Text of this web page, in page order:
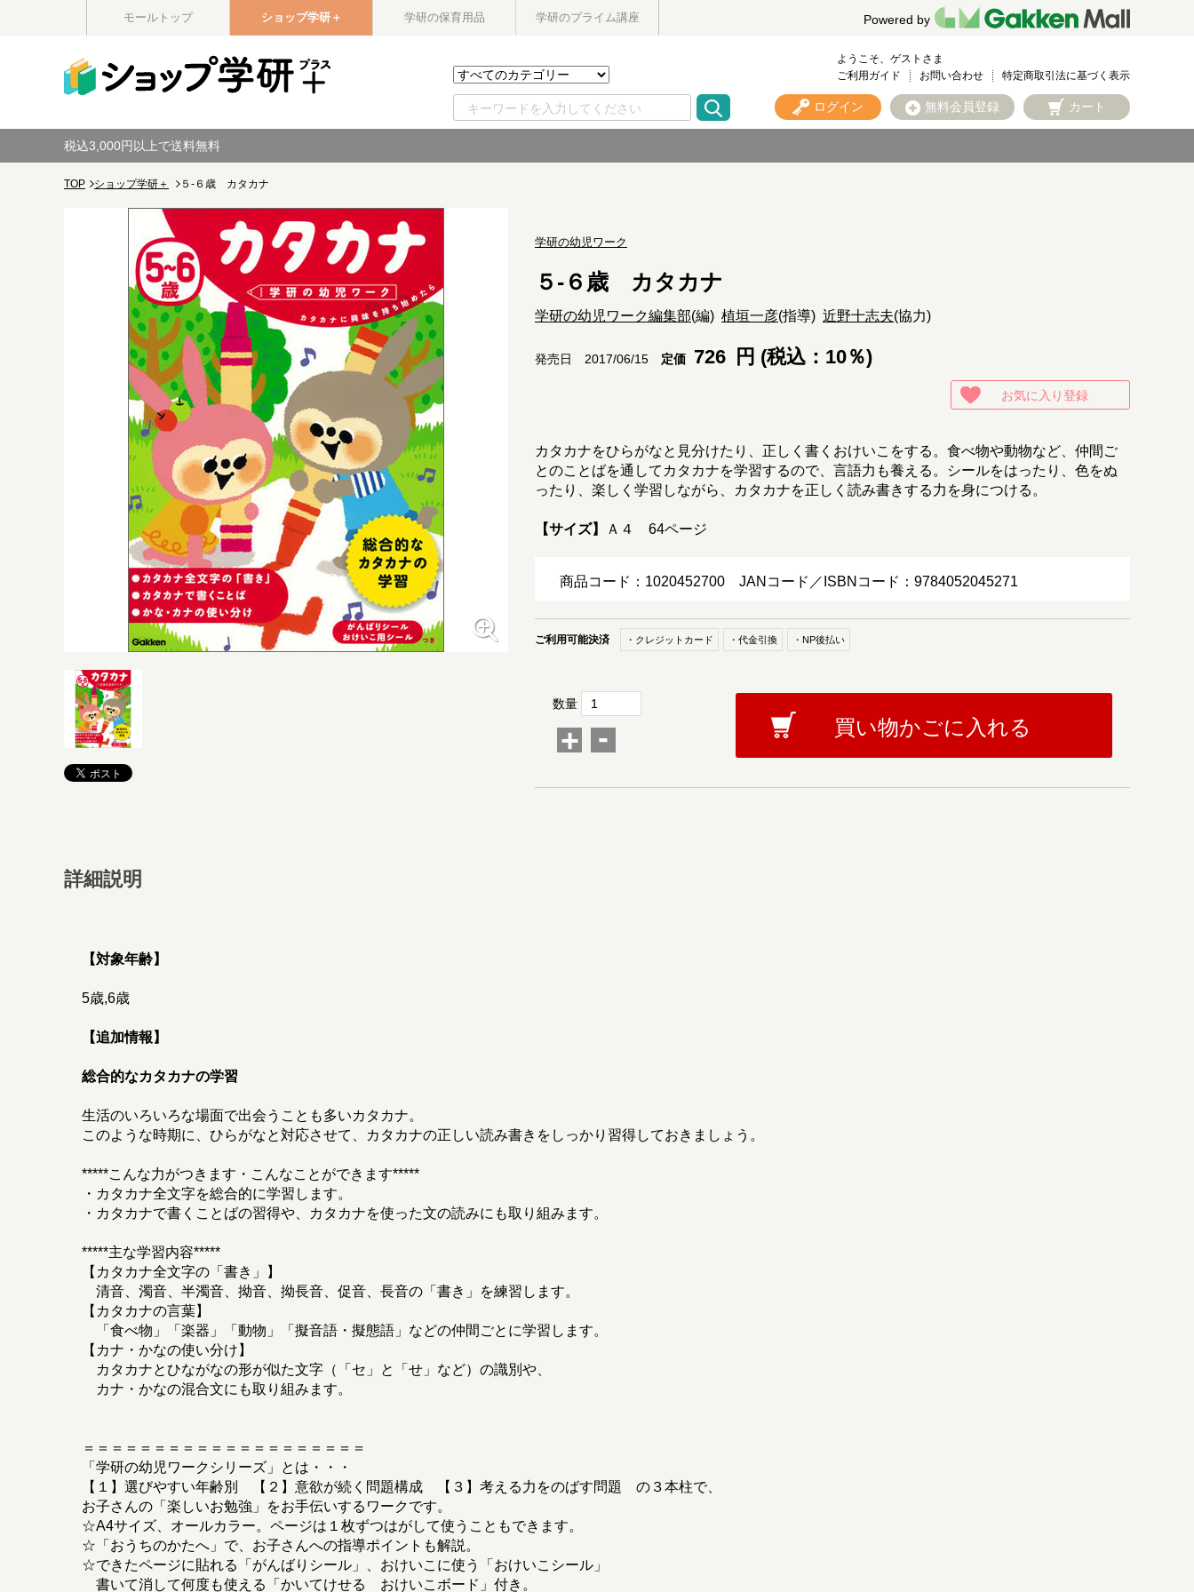
モールトップ ショップ学研＋ 学研の保育用品 学研のプライム講座 Powered by
ようこそ、ゲストさま
ご利用ガイド
お問い合わせ 特定商取引法に基づく表示
ログイン 無料会員登録 カート
税込3,000円以上で送料無料
TOP ショップ学研＋ ５-６歳 カタカナ
学研の幼児ワーク
５-６歳 カタカナ
学研の幼児ワーク編集部(編) 植垣一彦(指導) 近野十志夫(協力)
発売日 2017/06/15 定価 726 円 (税込：10％)
お気に入り登録
カタカナをひらがなと見分けたり、正しく書くおけいこをする。食べ物や動物など、仲間ご
とのことばを通してカタカナを学習するので、言語力も養える。シールをはったり、色をぬ
ったり、楽しく学習しながら、カタカナを正しく読み書きする力を身につける。
【サイズ】 Ａ４ 64ページ
商品コード：1020452700 JANコード／ISBNコード：9784052045271
ご利用可能決済 ・クレジットカード ・代金引換 ・NP後払い
数量
+ - 買い物かごに入れる
詳細説明
【対象年齢】
5歳,6歳
【追加情報】
総合的なカタカナの学習
生活のいろいろな場面で出会うことも多いカタカナ。
このような時期に、ひらがなと対応させて、カタカナの正しい読み書きをしっかり習得しておきましょう。
*****こんな力がつきます・こんなことができます*****
・カタカナ全文字を総合的に学習します。
・カタカナで書くことばの習得や、カタカナを使った文の読みにも取り組みます。
*****主な学習内容*****
【カタカナ全文字の「書き」】
清音、濁音、半濁音、拗音、拗長音、促音、長音の「書き」を練習します。
【カタカナの言葉】
「食べ物」「楽器」「動物」「擬音語・擬態語」などの仲間ごとに学習します。
【カナ・かなの使い分け】
カタカナとひながなの形が似た文字（「セ」と「せ」など）の識別や、
カナ・かなの混合文にも取り組みます。
＝＝＝＝＝＝＝＝＝＝＝＝＝＝＝＝＝＝＝＝
「学研の幼児ワークシリーズ」とは・・・
【１】選びやすい年齢別 【２】意欲が続く問題構成 【３】考える力をのばす問題 の３本柱で、
お子さんの「楽しいお勉強」をお手伝いするワークです。
☆A4サイズ、オールカラー。ページは１枚ずつはがして使うこともできます。
☆「おうちのかたへ」で、お子さんへの指導ポイントも解説。
☆できたページに貼れる「がんばりシール」、おけいこに使う「おけいこシール」
書いて消して何度も使える「かいてけせる おけいこボード」付き。